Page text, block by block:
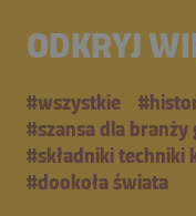
ODKRYJ
#wszystkie
#szansa dla branży
#składniki techniki
#dookoła świata